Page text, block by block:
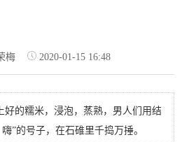
梅 2020-01-15 16:48
好的糯米，浸泡，蒸熟，男人们用结
”的号子，在石碓里千捣万捶。